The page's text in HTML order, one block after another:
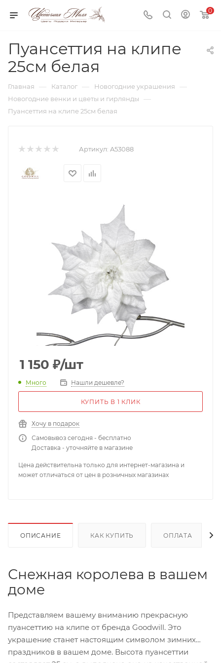
0
Пуансеттия на клипе
25см белая
Главная — Каталог — Новогодние украшения —
Новогодние венки и цветы и гирлянды —
Пуансеттия на клипе 25см белая
Артикул: A53088
1 150 ₽/шт
Много Нашли дешевле?
КУПИТЬ В 1 КЛИК
Хочу в подарок
Самовывоз сегодня - бесплатно
Доставка - уточняйте в магазине
Цена действительна только для интернет-магазина и
может отличаться от цен в розничных магазинах
ОПИСАНИЕ КАК КУПИТЬ ОПЛАТА
Снежная королева в вашем
доме
Представляем вашему вниманию прекрасную
пуансеттию на клипе от бренда Goodwill. Это
украшение станет настоящим символом зимних
праздников в вашем доме. Высота пуансеттии